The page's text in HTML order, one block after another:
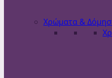
Χρώματα &